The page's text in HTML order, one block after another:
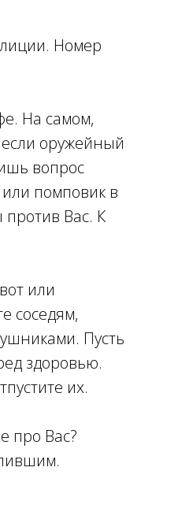
Номер
На самом,
оружейный
вопрос
помповик в
против Вас. К
или
соседям,
Пусть
здоровью.
их.
про Вас?